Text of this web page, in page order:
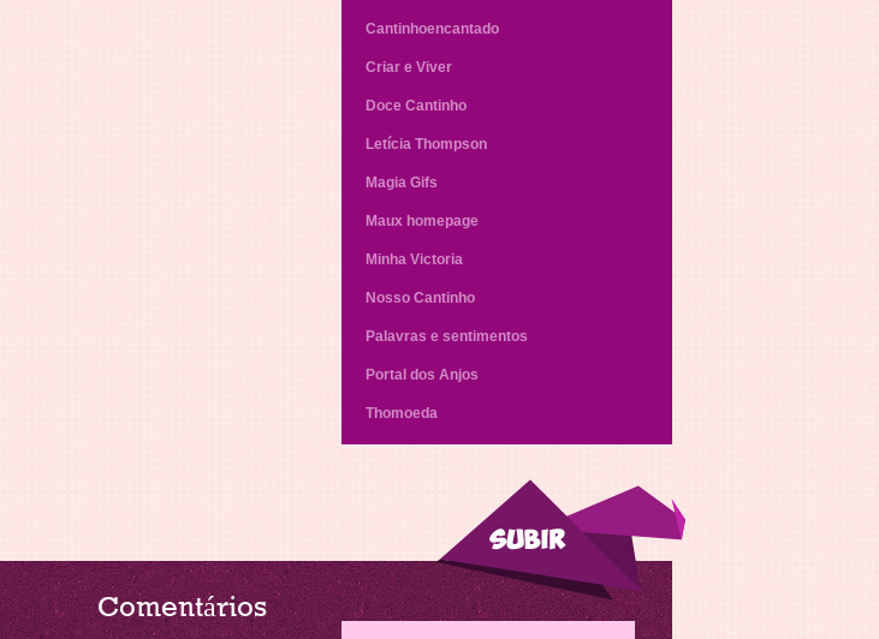
Cantinhoencantado
Criar e Viver
Doce Cantinho
Letícia Thompson
Magia Gifs
Maux homepage
Minha Victoria
Nosso Cantinho
Palavras e sentimentos
Portal dos Anjos
Thomoeda
Comentários